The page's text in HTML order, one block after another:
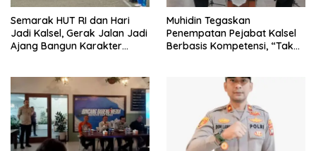
Semarak HUT RI dan Hari
Jadi Kalsel, Gerak Jalan Jadi
Ajang Bangun Karakter
Muhidin Tegaskan
Penempatan Pejabat Kalsel
Berbasis Kompetensi, “Tak